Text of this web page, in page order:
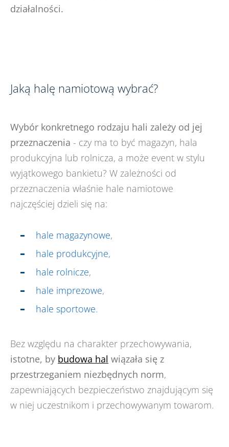
działalności.
Jaką halę namiotową wybrać?
Wybór konkretnego rodzaju hali zależy od jej
przeznaczenia - czy ma to być magazyn, hala
produkcyjna lub rolnicza, a może event w stylu
wyjątkowego bankietu? W zależności od
przeznaczenia właśnie hale namiotowe
najczęściej dzieli się na:
hale magazynowe,
hale produkcyjne,
hale rolnicze,
hale imprezowe,
hale sportowe.
Bez względu na charakter przechowywania,
istotne, by budowa hal wiązała się z
przestrzeganiem niezbędnych norm,
zapewniających bezpieczeństwo znajdującym się
w niej uczestnikom i przechowywanym towarom.